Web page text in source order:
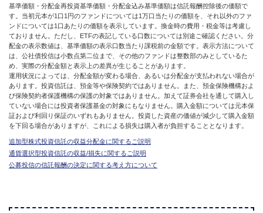
基準価額・分配金再投資基準価額・分配金込み基準価額は信託報酬控除後の価額で
す。当初元本が1口1円のファンドについては1万口当たりの価額を、それ以外のファ
ンドについては1口あたりの価額を表示しています。換金時の費用・税金等は考慮し
ておりません。ただし、ETFの表記している口数については別途ご確認ください。分
配金の表示数値は、基準価額の表示口数当たり課税前の金額です。表示方法について
は、公社債投信は小数点第二位まで、その他のファンドは整数部のみとしているた
め、実際の分配金額と表示上の差異が生じることがあります。
運用状況によっては、分配金額が変わる場合、あるいは分配金が支払われない場合が
あります。投資信託は、預金等や保険契約ではありません。また、預金保険機構およ
び保険契約者保護機構の保護の対象ではありません。加えて証券会社を通して購入し
ていない場合には投資者保護基金の対象にもなりません。購入金額については元本保
証および利回り保証のいずれもありません。投資した資産の価値が減少して購入金額
を下回る場合がありますが、これによる損失は購入者が負担することとなります。
追加型株式投資信託の収益分配金に関するご説明
通貨選択型投資信託の収益/損失に関するご説明
公募投信の信託報酬の決定に関する考え方について